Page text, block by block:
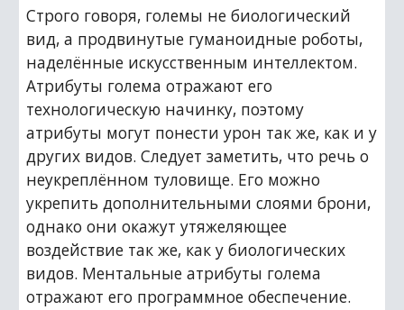
Строго говоря, големы не биологический
вид, а продвинутые гуманоидные роботы,
наделённые искусственным интеллектом.
Атрибуты голема отражают его
технологическую начинку, поэтому
атрибуты могут понести урон так же, как и у
других видов. Следует заметить, что речь о
неукреплённом туловище. Его можно
укрепить дополнительными слоями брони,
однако они окажут утяжеляющее
воздействие так же, как у биологических
видов. Ментальные атрибуты голема
отражают его программное обеспечение.